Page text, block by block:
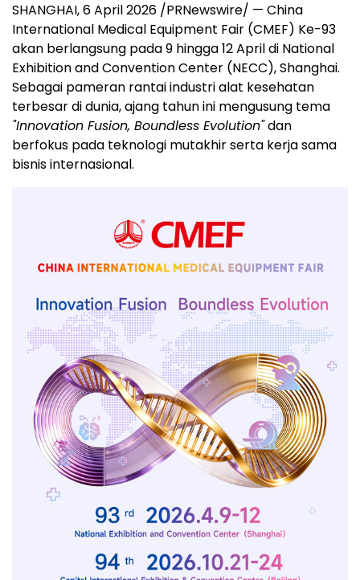
SHANGHAI, 6 April 2026 /PRNewswire/ — China
International Medical Equipment Fair (CMEF) Ke-93
akan berlangsung pada 9 hingga 12 April di National
Exhibition and Convention Center (NECC), Shanghai.
Sebagai pameran rantai industri alat kesehatan
terbesar di dunia, ajang tahun ini mengusung tema
"Innovation Fusion, Boundless Evolution"dan
berfokus pada teknologi mutakhir serta kerja sama
bisnis internasional.